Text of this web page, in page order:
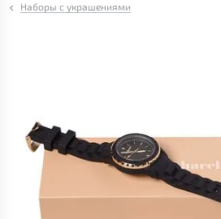
Наборы с украшениями